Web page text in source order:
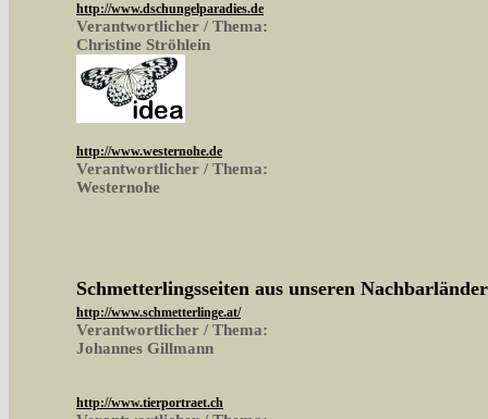
http://www.dschungelparadies.de
Verantwortlicher / Thema:
Christine Ströhlein
http://www.westernohe.de
Verantwortlicher / Thema:
Westernohe
Schmetterlingsseiten aus unseren
http://www.schmetterlinge.at/
Verantwortlicher / Thema:
Johannes Gillmann
http://www.tierportraet.ch